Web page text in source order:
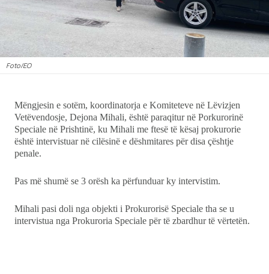
Showbiz
Ekonomi
Udhëtime
DuVideo
Foto/EO
Mëngjesin e sotëm, koordinatorja e Komiteteve në Lëvizjen
Vetëvendosje, Dejona Mihali, është paraqitur në Porkurorinë
Speciale në Prishtinë, ku Mihali me ftesë të kësaj prokurorie
është intervistuar në cilësinë e dëshmitares për disa çështje
penale.
Pas më shumë se 3 orësh ka përfunduar ky intervistim.
Mihali pasi doli nga objekti i Prokurorisë Speciale tha se u
intervistua nga Prokuroria Speciale për të zbardhur të vërtetën.